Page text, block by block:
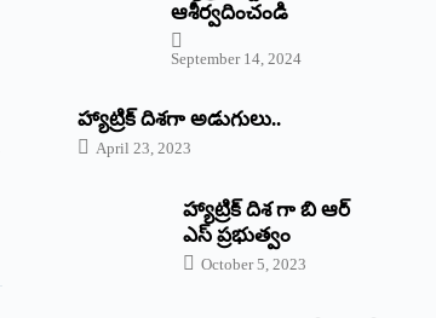
ఆశీర్వదించండి
September 14, 2024
‌హ్యాట్రిక్‌ ‌దిశగా అడుగులు..
April 23, 2023
హ్యాట్రిక్ దిశ గా బి ఆర్
ఎస్ ప్రభుత్వం
October 5, 2023